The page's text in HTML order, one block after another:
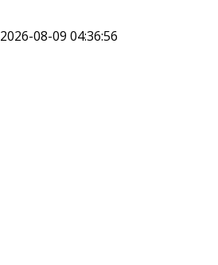
2026-08-09 04:36:56